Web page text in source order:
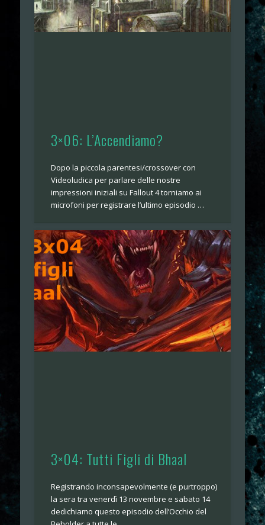
3×06: L’Accendiamo?
Dopo la piccola parentesi/crossover con
Videoludica per parlare delle nostre
impressioni iniziali su Fallout 4 torniamo ai
microfoni per registrare l’ultimo episodio …
3×04: Tutti Figli di Bhaal
Registrando inconsapevolmente (e purtroppo)
la sera tra venerdì 13 novembre e sabato 14
dedichiamo questo episodio dell’Occhio del